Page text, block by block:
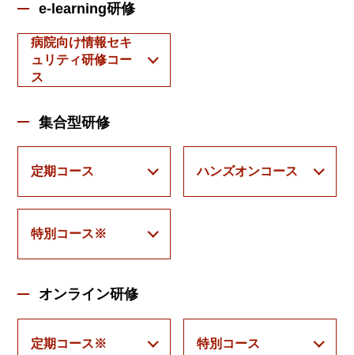
e-learning研修
病院向け情報セキ
ュリティ研修コー
ス
集合型研修
定期コース ハンズオンコース
特別コース※
オンライン研修
定期コース※ 特別コース